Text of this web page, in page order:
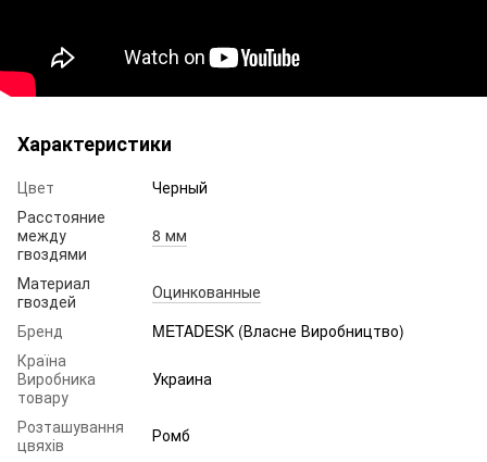
Характеристики
Цвет
Черный
Расстояние
между
гвоздями
8 мм
Материал
гвоздей
Оцинкованные
Бренд
METADESK (Власне Виробництво)
Країна
Виробника
товару
Украина
Розташування
цвяхів
Ромб